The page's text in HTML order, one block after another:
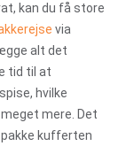
kan du få store
via
alt det
tid til at
hvilke
mere. Det
kufferten